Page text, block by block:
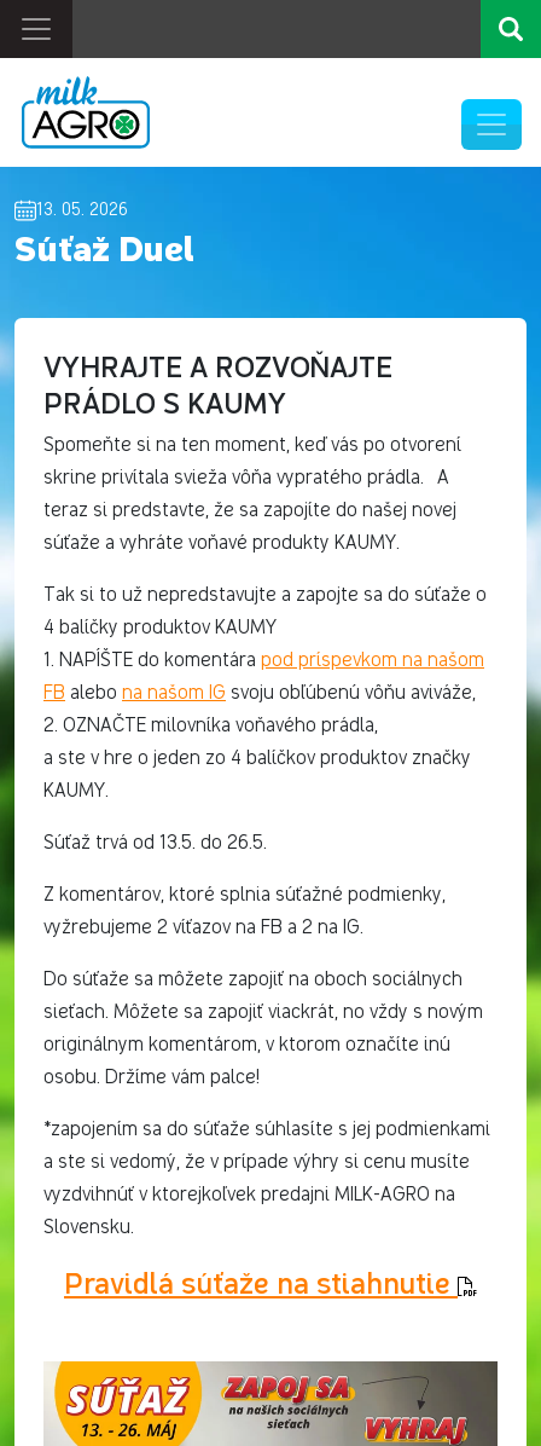
13. 05. 2026
Súťaž Duel
VYHRAJTE A ROZVOŇAJTE
PRÁDLO S KAUMY
Spomeňte si na ten moment, keď vás po otvorení
skrine privítala svieža vôňa vypratého prádla. A
teraz si predstavte, že sa zapojíte do našej novej
súťaže a vyhráte voňavé produkty KAUMY.
Tak si to už nepredstavujte a zapojte sa do súťaže o
4 balíčky produktov KAUMY
1. NAPÍŠTE do komentára pod príspevkom na našom
FB alebo na našom IG svoju obľúbenú vôňu aviváže,
2. OZNAČTE milovníka voňavého prádla,
a ste v hre o jeden zo 4 balíčkov produktov značky
KAUMY.
Súťaž trvá od 13.5. do 26.5.
Z komentárov, ktoré splnia súťažné podmienky,
vyžrebujeme 2 víťazov na FB a 2 na IG.
Do súťaže sa môžete zapojiť na oboch sociálnych
sieťach. Môžete sa zapojiť viackrát, no vždy s novým
originálnym komentárom, v ktorom označíte inú
osobu. Držíme vám palce!
*zapojením sa do súťaže súhlasíte s jej podmienkami
a ste si vedomý, že v prípade výhry si cenu musíte
vyzdvihnúť v ktorejkoľvek predajni MILK-AGRO na
Slovensku.
Pravidlá súťaže na stiahnutie